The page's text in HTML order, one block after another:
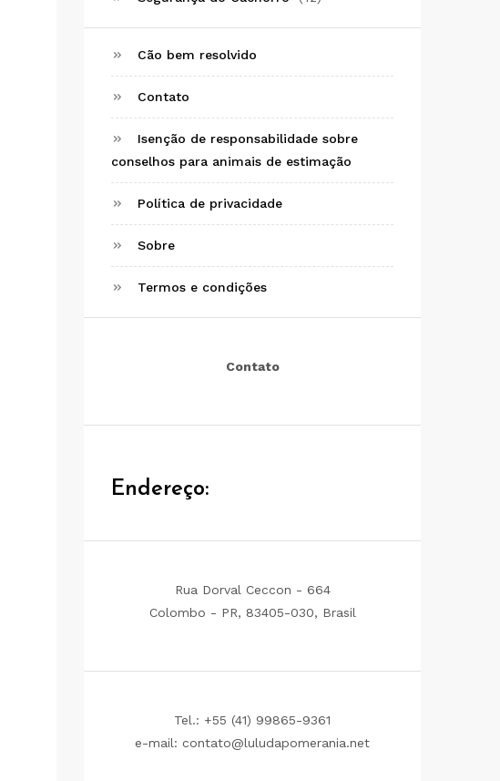
Cão bem resolvido
Contato
Isenção de responsabilidade sobre
conselhos para animais de estimação
Política de privacidade
Sobre
Termos e condições
Contato
Endereço:
Rua Dorval Ceccon - 664
Colombo - PR, 83405-030, Brasil
Tel.: +55 (41) 99865-9361
e-mail: contato@luludapomerania.net